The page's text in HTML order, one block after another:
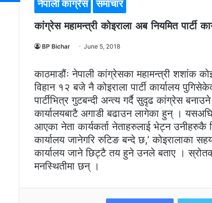
नेपाली कांग्रेस समाचार
कांग्रेस महामन्त्री कोइराला अब नियमित पार्टी
BP Bichar June 5, 2018
काठमाडौंः नेपाली कांग्रेसका महामन्त्री शशांक
विहान १२ बजे नै कोइराला पार्टी कार्यालय
पार्टीभित्र गुटबन्दी अन्त्य गर्दै सुदृढ कांग्रेस
कार्यालयबाटै अगाडी बढाउन लागेका हुन् । यसअघि
आएका नेता कार्यकर्ता नेताहरुलाई भेट्न उनीहरुकै
कार्यालय जानेगरि रुटिङ बन्दे छ,’ कोइरालाका
कार्यालय जाने छिट्टै तय हुने उनले बताए ।
मनस्थितीमा छन् ।